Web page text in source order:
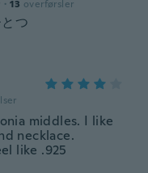
· 13 overførsler
つ
middles. I like
necklace.
like .925